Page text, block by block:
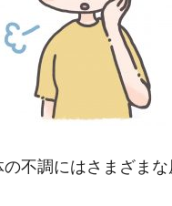
不調にはさまざまな